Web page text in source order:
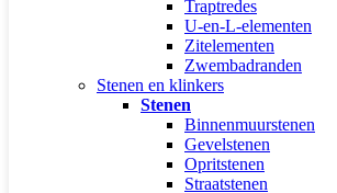
Traptredes
U-en-L-elementen
Zitelementen
Zwembadranden
Stenen en klinkers
Stenen
Binnenmuurstenen
Gevelstenen
Opritstenen
Straatstenen